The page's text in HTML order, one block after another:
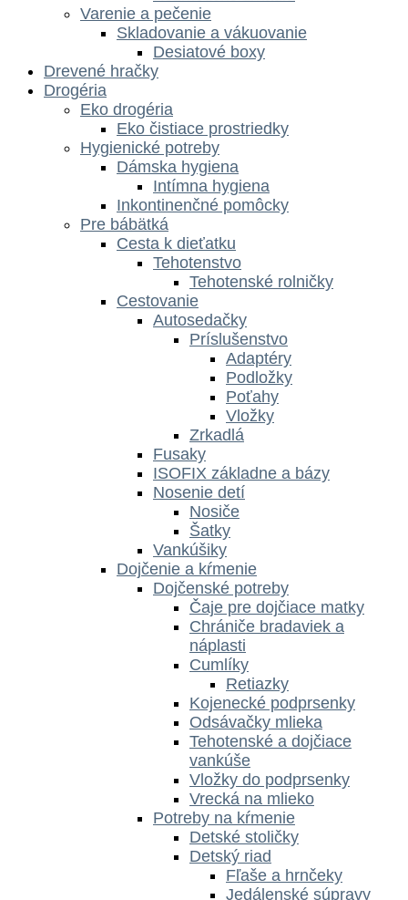
Varenie a pečenie
Skladovanie a vákuovanie
Desiatové boxy
Drevené hračky
Drogéria
Eko drogéria
Eko čistiace prostriedky
Hygienické potreby
Dámska hygiena
Intímna hygiena
Inkontinenčné pomôcky
Pre bábätká
Cesta k dieťatku
Tehotenstvo
Tehotenské rolničky
Cestovanie
Autosedačky
Príslušenstvo
Adaptéry
Podložky
Poťahy
Vložky
Zrkadlá
Fusaky
ISOFIX základne a bázy
Nosenie detí
Nosiče
Šatky
Vankúšiky
Dojčenie a kŕmenie
Dojčenské potreby
Čaje pre dojčiace matky
Chrániče bradaviek a
náplasti
Cumlíky
Retiazky
Kojenecké podprsenky
Odsávačky mlieka
Tehotenské a dojčiace
vankúše
Vložky do podprsenky
Vrecká na mlieko
Potreby na kŕmenie
Detské stoličky
Detský riad
Fľaše a hrnčeky
Jedálenské súpravy